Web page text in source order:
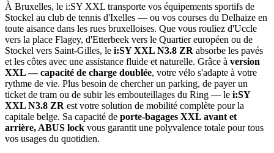
À Bruxelles, le i:SY XXL transporte vos équipements sportifs de
Stockel au club de tennis d'Ixelles — ou vos courses du Delhaize en
toute aisance dans les rues bruxelloises. Que vous rouliez d'Uccle
vers la place Flagey, d'Etterbeek vers le Quartier européen ou de
Stockel vers Saint-Gilles, le i:SY XXL N3.8 ZR absorbe les pavés
et les côtes avec une assistance fluide et naturelle. Grâce à version
XXL — capacité de charge doublée, votre vélo s'adapte à votre
rythme de vie. Plus besoin de chercher un parking, de payer un
ticket de tram ou de subir les embouteillages du Ring — le i:SY
XXL N3.8 ZR est votre solution de mobilité complète pour la
capitale belge. Sa capacité de porte-bagages XXL avant et
arrière, ABUS lock vous garantit une polyvalence totale pour tous
vos usages du quotidien.